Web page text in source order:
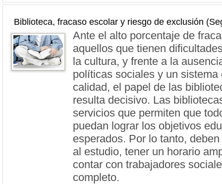
Biblioteca, fracaso escolar y riesgo de exclusión
Ante el alto porcentaje de
aquellos que tienen
la cultura, y frente a la
políticas sociales y un sistema
calidad, el papel de las
resulta decisivo. Las
servicios que permiten que
puedan lograr los objetivos
esperados. Por lo tanto,
al estudio, tener un horario
contar con trabajadores
completo.